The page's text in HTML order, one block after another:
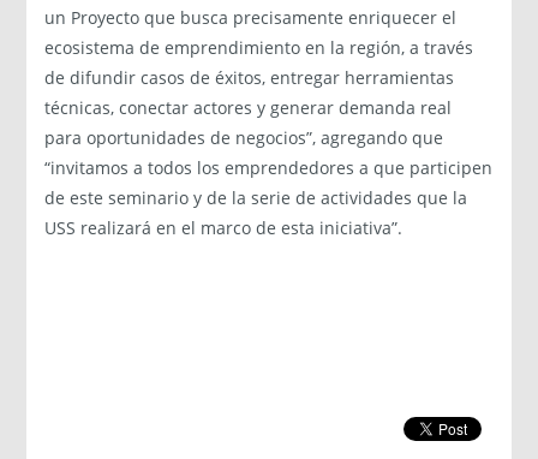
un Proyecto que busca precisamente enriquecer el
ecosistema de emprendimiento en la región, a través
de difundir casos de éxitos, entregar herramientas
técnicas, conectar actores y generar demanda real
para oportunidades de negocios”, agregando que
“invitamos a todos los emprendedores a que participen
de este seminario y de la serie de actividades que la
USS realizará en el marco de esta iniciativa”.